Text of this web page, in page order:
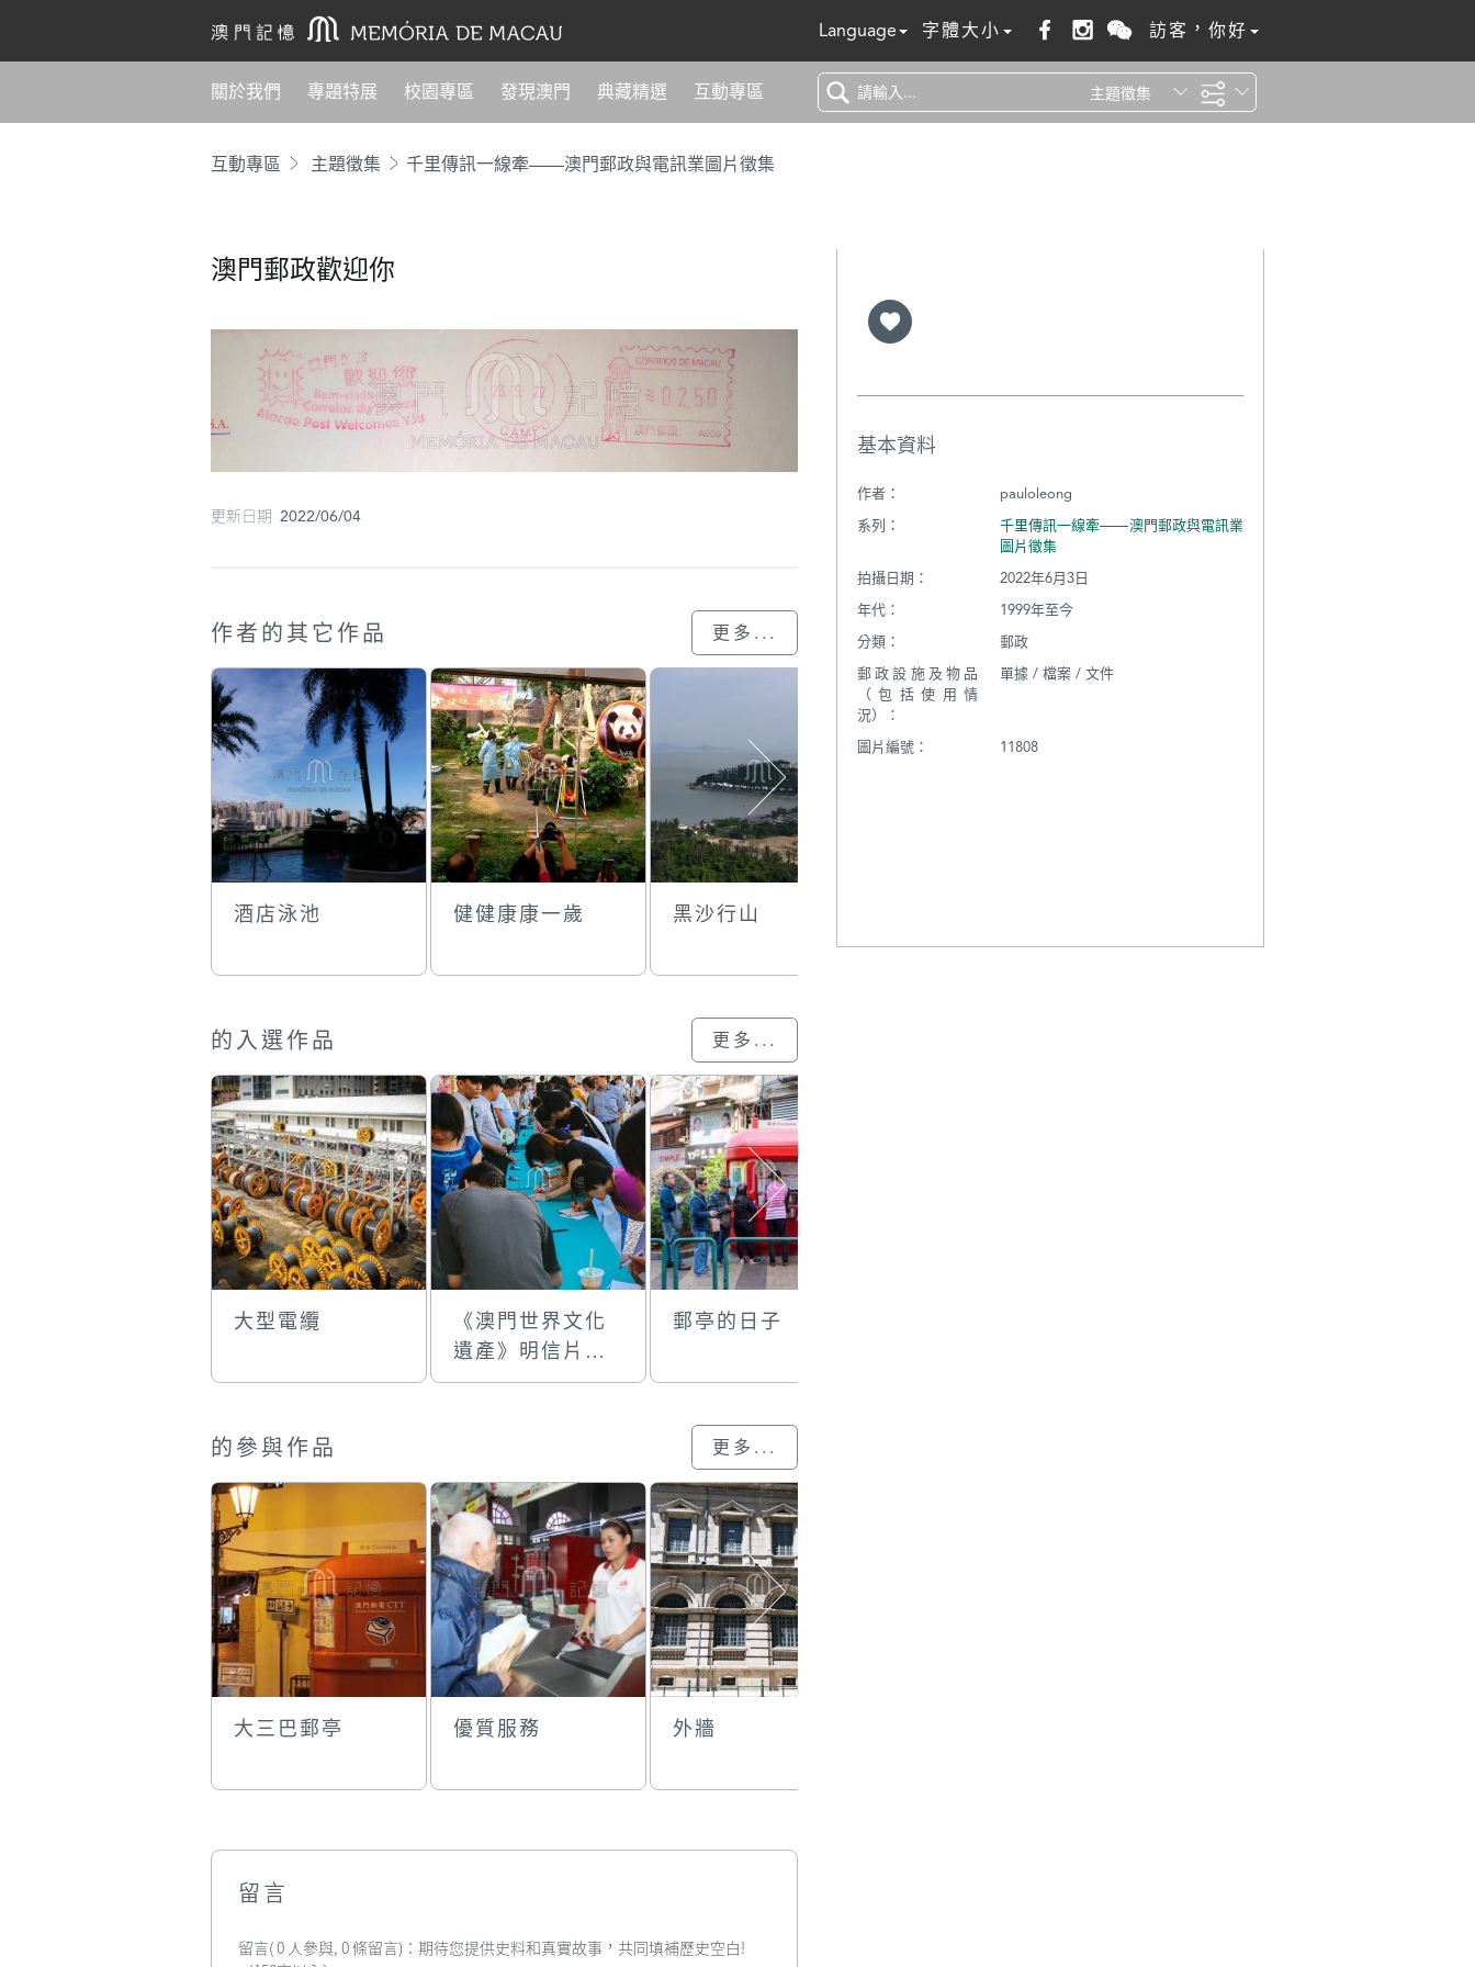
Language 字體大小 訪客，你好
關於我們 專題特展 校園專區 發現澳門 典藏精選 互動專區 主題徵集
互動專區 主題徵集 千里傳訊一線牽——澳門郵政與電訊業圖片徵集
澳門郵政歡迎你
更新日期 2022/06/04
作者的其它作品 更多...
酒店泳池 健健康康一歲 黑沙行山
的入選作品 更多...
大型電纜
《澳門世界文化
遺產》明信片全
球寄發活動
郵亭的日子
的參與作品 更多...
大三巴郵亭 優質服務 外牆
留言
留言( 0 人參與, 0 條留言)：期待您提供史料和真實故事，共同填補歷史空白!
基本資料
作者：
pauloleong
系列：
千里傳訊一線牽——澳門郵政與電訊業
圖片徵集
拍攝日期：
2022年6月3日
年代：
1999年至今
分類：
郵政
郵政設施及物品
（包括使用情
況）：
單據 / 檔案 / 文件
圖片編號： 11808